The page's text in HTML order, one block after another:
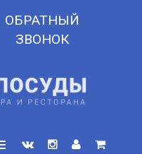
ОБРАТНЫЙ
ЗВОНОК